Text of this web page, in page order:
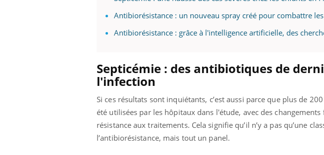
Antibiorésistance : un nouveau spray créé pour combattre
Antibiorésistance : grâce à l'intelligence artificielle, des
Septicémie : des antibiotiques de
l'infection
Si ces résultats sont inquiétants, c’est aussi parce que plus de
été utilisées par les hôpitaux dans l'étude, avec des
résistance aux traitements. Cela signifie qu’il n’y a pas qu’une
l’antibiorésistance, mais tout un panel.
Il y a des sujets qui sont faciles à aborder...
d'autres non ! D'un côté, poser des
Fatigue, irritabilité, brouillard
...